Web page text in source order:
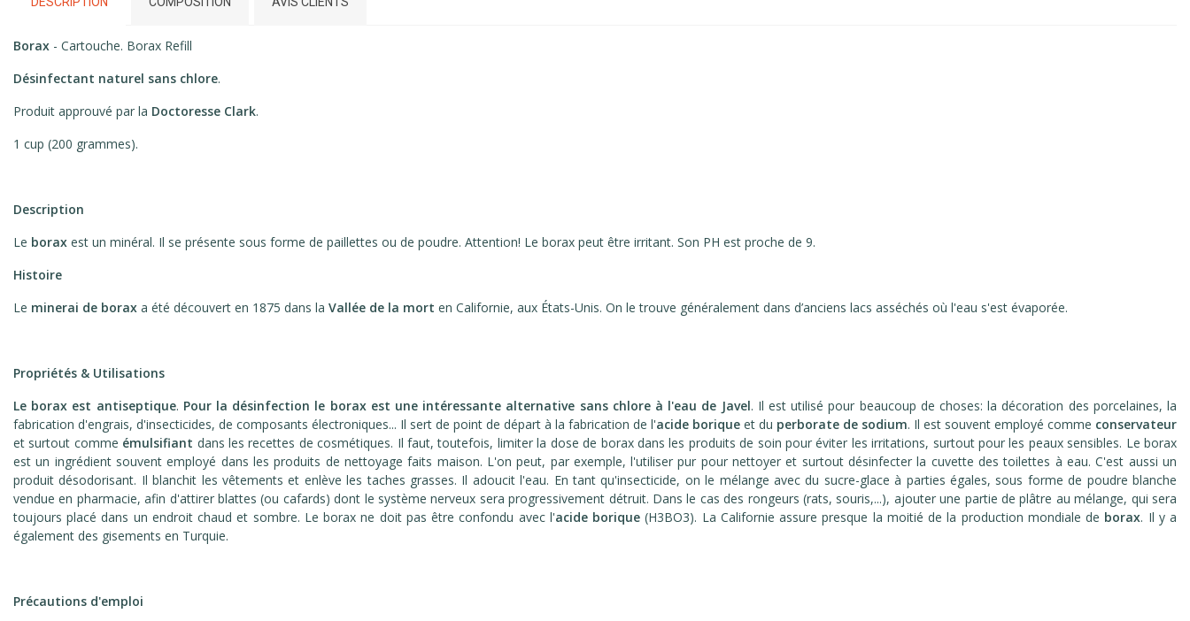
Borax - Cartouche. Borax Refill
Désinfectant naturel sans chlore.
Produit approuvé par la Doctoresse Clark.
1 cup (200 grammes).
Description
Le borax est un minéral. Il se présente sous forme de paillettes ou de poudre. Attention! Le borax peut être irritant. Son PH est proche de 9.
Histoire
Le minerai de borax a été découvert en 1875 dans la Vallée de la mort en Californie, aux États-Unis. On le trouve généralement dans d’anciens lacs asséchés où l'eau s'est évaporée.
Propriétés & Utilisations
Le borax est antiseptique. Pour la désinfection le borax est une intéressante alternative sans chlore à l'eau de Javel. Il est utilisé pour beaucoup de choses: la décoration des porcelaines, la
fabrication d'engrais, d'insecticides, de composants électroniques... Il sert de point de départ à la fabrication de l'acide borique et du perborate de sodium. Il est souvent employé comme conservateur
et surtout comme émulsifiant dans les recettes de cosmétiques. Il faut, toutefois, limiter la dose de borax dans les produits de soin pour éviter les irritations, surtout pour les peaux sensibles. Le borax
est un ingrédient souvent employé dans les produits de nettoyage faits maison. L'on peut, par exemple, l'utiliser pur pour nettoyer et surtout désinfecter la cuvette des toilettes à eau. C'est aussi un
produit désodorisant. Il blanchit les vêtements et enlève les taches grasses. Il adoucit l'eau. En tant qu'insecticide, on le mélange avec du sucre-glace à parties égales, sous forme de poudre blanche
vendue en pharmacie, afin d'attirer blattes (ou cafards) dont le système nerveux sera progressivement détruit. Dans le cas des rongeurs (rats, souris,...), ajouter une partie de plâtre au mélange, qui sera
toujours placé dans un endroit chaud et sombre. Le borax ne doit pas être confondu avec l'acide borique (H3BO3). La Californie assure presque la moitié de la production mondiale de borax. Il y a
également des gisements en Turquie.
Précautions d'emploi